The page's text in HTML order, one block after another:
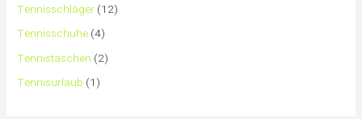
Tennisschläger (12)
Tennisschuhe (4)
Tennistaschen (2)
Tennisurlaub (1)